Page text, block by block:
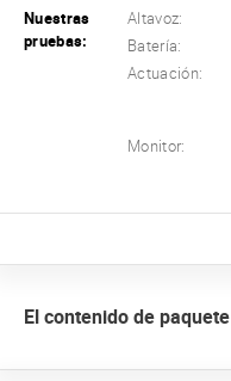
Nuestras
pruebas:
Altavoz:
Batería:
Actuación:
Monitor:
El contenido de paquete